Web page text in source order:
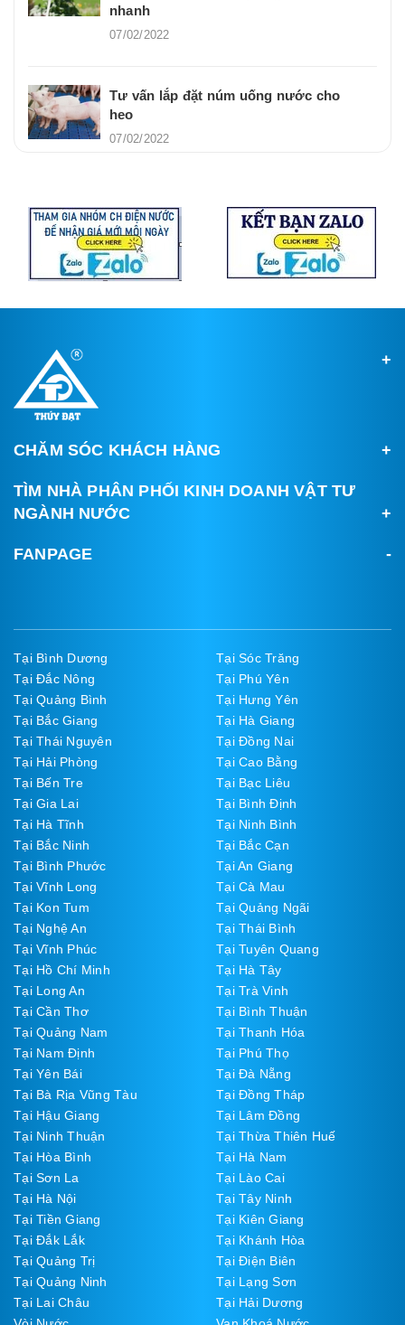
nhanh
07/02/2022
Tư vấn lắp đặt núm uống nước cho
heo
07/02/2022
CHĂM SÓC KHÁCH HÀNG
TÌM NHÀ PHÂN PHỐI KINH DOANH VẬT TƯ
NGÀNH NƯỚC
FANPAGE
Tại Bình Dương
Tại Sóc Trăng
Tại Đắc Nông
Tại Phú Yên
Tại Quảng Bình
Tại Hưng Yên
Tại Bắc Giang
Tại Hà Giang
Tại Thái Nguyên
Tại Đồng Nai
Tại Hải Phòng
Tại Cao Bằng
Tại Bến Tre
Tại Bạc Liêu
Tại Gia Lai
Tại Bình Định
Tại Hà Tĩnh
Tại Ninh Bình
Tại Bắc Ninh
Tại Bắc Cạn
Tại Bình Phước
Tại An Giang
Tại Vĩnh Long
Tại Cà Mau
Tại Kon Tum
Tại Quảng Ngãi
Tại Nghệ An
Tại Thái Bình
Tại Vĩnh Phúc
Tại Tuyên Quang
Tại Hồ Chí Minh
Tại Hà Tây
Tại Long An
Tại Trà Vinh
Tại Cần Thơ
Tại Bình Thuận
Tại Quảng Nam
Tại Thanh Hóa
Tại Nam Định
Tại Phú Thọ
Tại Yên Bái
Tại Đà Nẵng
Tại Bà Rịa Vũng Tàu
Tại Đồng Tháp
Tại Hậu Giang
Tại Lâm Đồng
Tại Ninh Thuận
Tại Thừa Thiên Huế
Tại Hòa Bình
Tại Hà Nam
Tại Sơn La
Tại Lào Cai
Tại Hà Nội
Tại Tây Ninh
Tại Tiền Giang
Tại Kiên Giang
Tại Đắk Lắk
Tại Khánh Hòa
Tại Quảng Trị
Tại Điện Biên
Tại Quảng Ninh
Tại Lạng Sơn
Tại Lai Châu
Tại Hải Dương